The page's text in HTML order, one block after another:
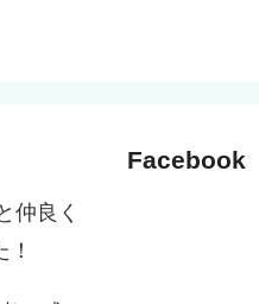
仲良く
Facebook